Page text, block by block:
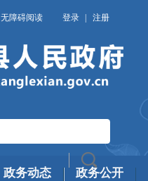
无障碍阅读 登录 | 注册
政务动态 政务公开